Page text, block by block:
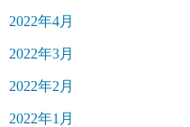
2022年4月
2022年3月
2022年2月
2022年1月